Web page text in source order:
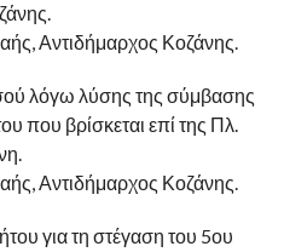
Αντιδήμαρχος Κοζάνης.
λόγω λύσης της σύμβασης
που βρίσκεται επί της Πλ.
Αντιδήμαρχος Κοζάνης.
για τη στέγαση του 5ου